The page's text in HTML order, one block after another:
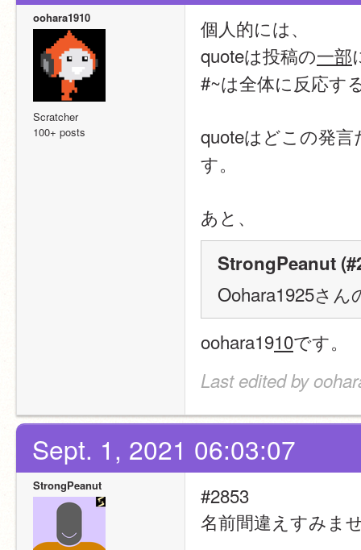
oohara1910
Scratcher
100+ posts
個人的には、
quoteは投稿の一部
#~は全体に反応す
quoteはどこの発
す。
あと、
StrongPeanut
Oohara1925さ
oohara1910です。
Last edited by
Sept. 1, 2021 06:03:07
StrongPeanut
#2853
名前間違えすみま